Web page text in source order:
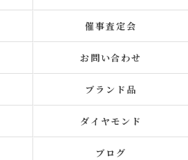
催事査定会
お問い合わせ
ブランド品
ダイヤモンド
ブログ